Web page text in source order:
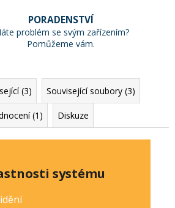
PORADENSTVÍ
problém se svým zařízením?
Pomůžeme vám.
(3) Související soubory (3)
(1) Diskuze
systému